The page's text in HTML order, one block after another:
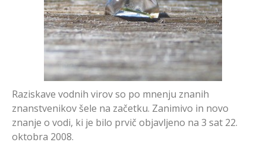
Raziskave vodnih virov so po mnenju znanih
znanstvenikov šele na začetku. Zanimivo in novo
znanje o vodi, ki je bilo prvič objavljeno na 3 sat 22.
oktobra 2008.